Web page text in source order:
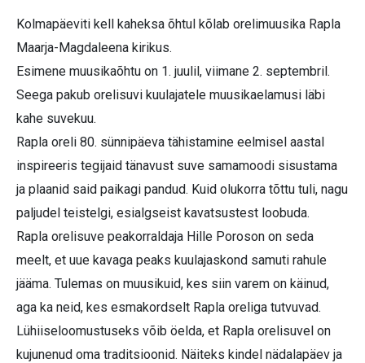
Kolmapäeviti kell kaheksa õhtul kõlab orelimuusika Rapla
Maarja-Magdaleena kirikus.
Esimene muusikaõhtu on 1. juulil, viimane 2. septembril.
Seega pakub orelisuvi kuulajatele muusikaelamusi läbi
kahe suvekuu.
Rapla oreli 80. sünnipäeva tähistamine eelmisel aastal
inspireeris tegijaid tänavust suve samamoodi sisustama
ja plaanid said paikagi pandud. Kuid olukorra tõttu tuli, nagu
paljudel teistelgi, esialgseist kavatsustest loobuda.
Rapla orelisuve peakorraldaja Hille Poroson on seda
meelt, et uue kavaga peaks kuulajaskond samuti rahule
jääma. Tulemas on muusikuid, kes siin varem on käinud,
aga ka neid, kes esmakordselt Rapla oreliga tutvuvad.
Lühiiseloomustuseks võib öelda, et Rapla orelisuvel on
kujunenud oma traditsioonid. Näiteks kindel nädalapäev ja